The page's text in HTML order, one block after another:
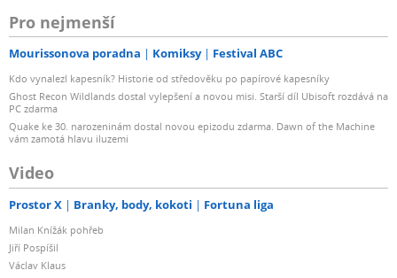
Pro nejmenší
Mourissonova poradna Komiksy Festival ABC
Kdo vynalezl kapesník? Historie od středověku po papírové kapesníky
Ghost Recon Wildlands dostal vylepšení a novou misi. Starší díl Ubisoft rozdává na
PC zdarma
Quake ke 30. narozeninám dostal novou epizodu zdarma. Dawn of the Machine
vám zamotá hlavu iluzemi
Video
Prostor X Branky, body, kokoti Fortuna liga
Milan Knížák pohřeb
Jiří Pospíšil
Václav Klaus